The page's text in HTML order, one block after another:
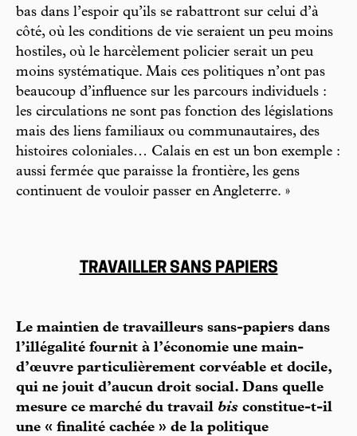
bas dans l’espoir qu’ils se rabattront sur celui d’à
côté, où les conditions de vie seraient un peu moins
hostiles, où le harcèlement policier serait un peu
moins systématique. Mais ces politiques n’ont pas
beaucoup d’influence sur les parcours individuels :
les circulations ne sont pas fonction des législations
mais des liens familiaux ou communautaires, des
histoires coloniales… Calais en est un bon exemple :
aussi fermée que paraisse la frontière, les gens
continuent de vouloir passer en Angleterre. »
TRAVAILLER SANS PAPIERS
Le maintien de travailleurs sans-papiers dans
l’illégalité fournit à l’économie une main-
d’œuvre particulièrement corvéable et docile,
qui ne jouit d’aucun droit social. Dans quelle
mesure ce marché du travail bis constitue-t-il
une « finalité cachée » de la politique